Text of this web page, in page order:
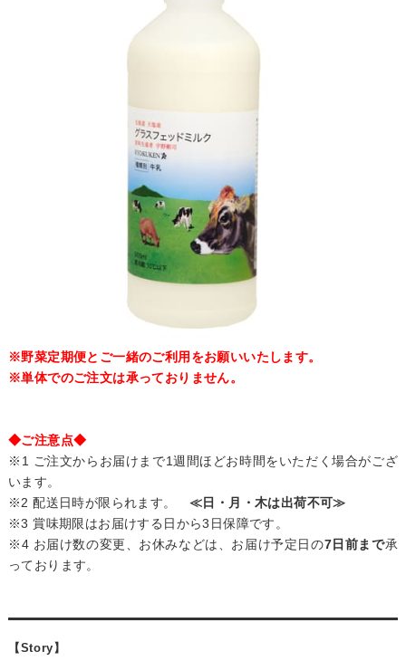
※野菜定期便とご一緒のご利用をお願いいたします。
※単体でのご注文は承っておりません。
◆ご注意点◆
※1 ご注文からお届けまで1週間ほどお時間をいただく場合がござ
います。
※2 配送日時が限られます。≪日・月・木は出荷不可≫
※3 賞味期限はお届けする日から3日保障です。
※4 お届け数の変更、お休みなどは、お届け予定日の7日前まで承
っております。
【Story】